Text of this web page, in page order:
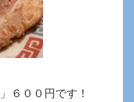
」６００円です！